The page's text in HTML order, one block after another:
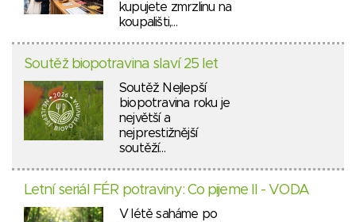
kupujete zmrzlinu na
koupališti,…
Soutěž biopotravina slaví 25 let
Soutěž Nejlepší
biopotravina roku je
největší a
nejprestižnější
soutěží…
Letní seriál FÉR potraviny: Co pijeme II - VODA
V létě saháme po